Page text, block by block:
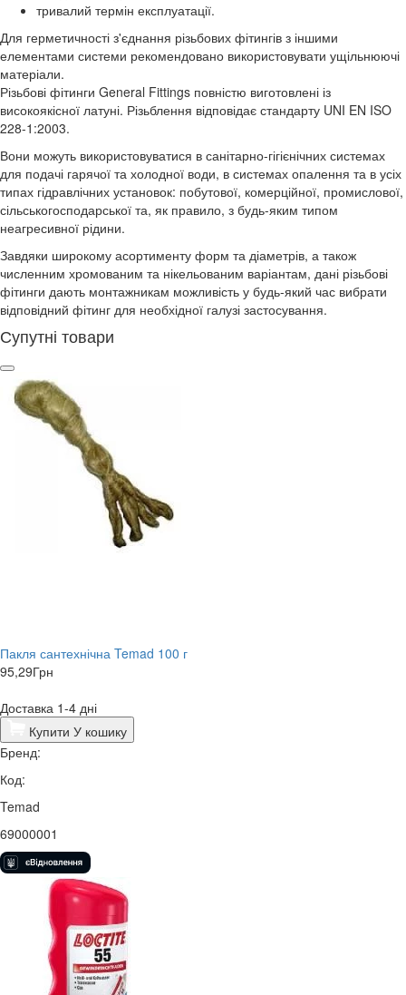
тривалий термін експлуатації.
Для герметичності з'єднання різьбових фітингів з іншими
елементами системи рекомендовано використовувати ущільнюючі
матеріали.
Різьбові фітинги General Fittings повністю виготовлені із
високоякісної латуні. Різьблення відповідає стандарту UNI EN ISO
228-1:2003.
Вони можуть використовуватися в санітарно-гігієнічних системах
для подачі гарячої та холодної води, в системах опалення та в усіх
типах гідравлічних установок: побутової, комерційної, промислової,
сільськогосподарської та, як правило, з будь-яким типом
неагресивної рідини.
Завдяки широкому асортименту форм та діаметрів, а також
численним хромованим та нікельованим варіантам, дані різьбові
фітинги дають монтажникам можливість у будь-який час вибрати
відповідний фітинг для необхідної галузі застосування.
Супутні товари
Пакля сантехнічна Temad 100 г
95,29Грн
Доставка 1-4 дні
Купити У кошику
Бренд:
Код:
Temad
69000001